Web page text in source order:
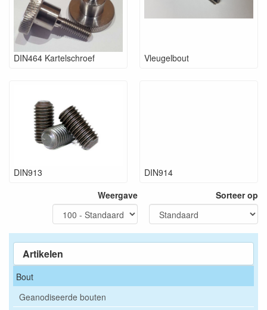
Artikelen
Bout
Geanodiseerde bouten
DIN464 Kartelschroef Vleugelbout
DIN913
DIN914
Weergave
Sorteer op